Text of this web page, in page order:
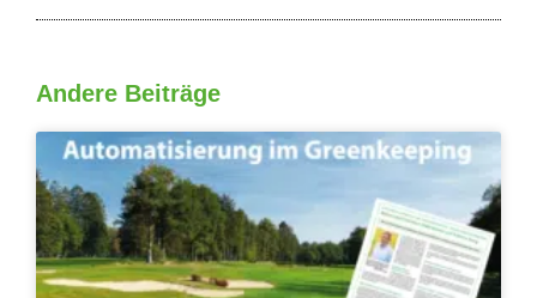
Andere Beiträge
Seite
SeiteSeiteSeiteSeite